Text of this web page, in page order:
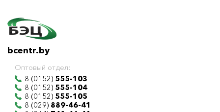
bcentr.by
Оптовый отдел:
8 (0152) 555-103
8 (0152) 555-104
8 (0152) 555-105
8 (029) 889-46-41